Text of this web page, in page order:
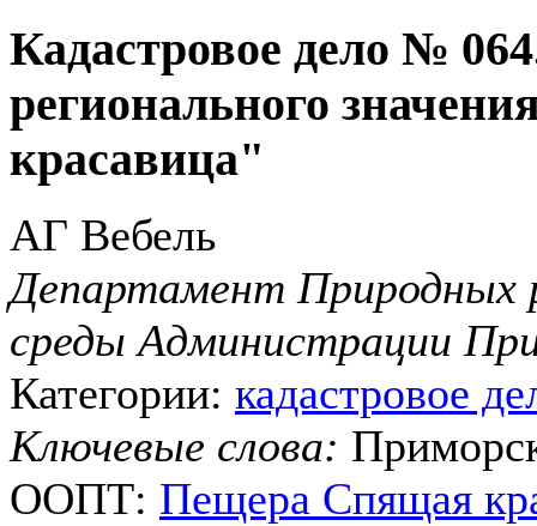
Кадастровое дело №
регионального
красавица"
АГ Вебель
Департамент Природных
среды Администрации
Категории: кадастровое
Ключевые слова:
ООПТ: Пещера Спящая